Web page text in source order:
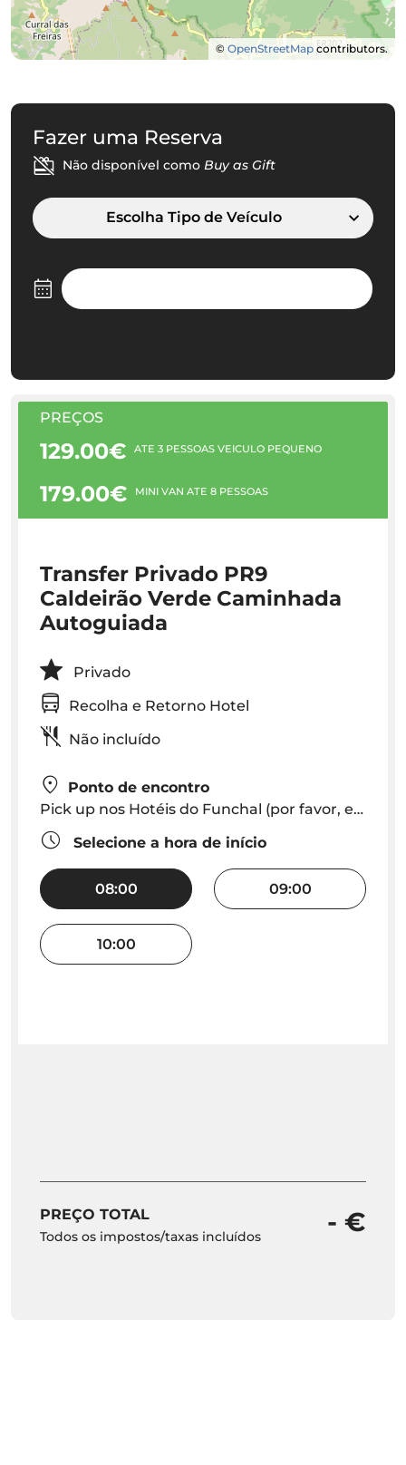
© OpenStreetMap contributors.
Fazer uma Reserva
Não disponível como Buy as Gift
Escolha Tipo de Veículo
PREÇOS
129.00€ ATÉ 3 PESSOAS VEÍCULO PEQUENO
179.00€ MINI VAN ATÉ 8 PESSOAS
Transfer Privado PR9
Caldeirão Verde Caminhada
Autoguiada
Privado
Recolha e Retorno Hotel
Não incluído
Ponto de encontro
Pick up nos Hotéis do Funchal (por favor, escolha a hora de recolha nas notas de reserva)
Selecione a hora de início
08:00 09:00
10:00
PREÇO TOTAL
Todos os impostos/taxas incluídos - €